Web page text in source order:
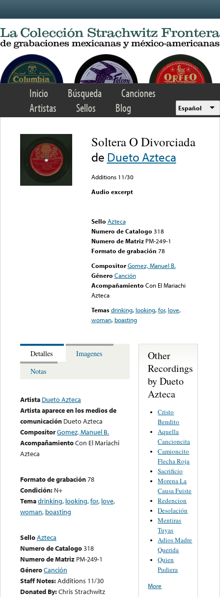
Inicio Búsqueda
Canciones
Artistas
Sellos Blog Español
Soltera O Divorciada
de Dueto Azteca
Additions 11/30
Audio excerpt
Sello Azteca
Numero de Catalogo 318
Numero de Matriz PM-249-1
Formato de grabación 78
Compositor Gomez, Manuel B.
Género Canción
Acompañamiento Con El Mariachi
Azteca
Temas drinking, looking,for, love,
woman, boasting
Detalles
Imagenes
Notas
Artista Dueto Azteca
Artista aparece en los medios de
comunicación Dueto Azteca
CompositorGomez, Manuel B.
AcompañamientoCon El Mariachi
Azteca
Formato de grabación78
Condición: N+
Temadrinking, looking,for, love,
woman, boasting
SelloAzteca
Numero de Catalogo318
Numero de Matriz PM-249-1
GéneroCanción
Staff Notes:Additions 11/30
Donated By:Chris Strachwitz
Other
Recordings
by Dueto
Azteca
Cristo
Bendito
Aquella
Cancioncita
Camioncito
Flecha Roja
Sacrificio
Morena La
Causa Fuiste
Redencion
Desolación
Mentiras
Tuyas
Adios Madre
Querida
Quien
Pudiera
More